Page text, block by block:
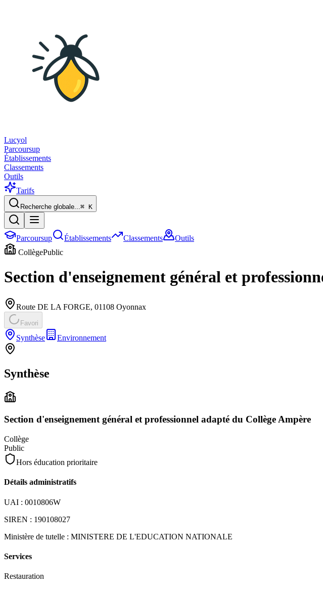
Lucyol
Parcoursup
Établissements
Classements
Outils
Tarifs
Recherche globale...⌘ K
Parcoursup Établissements Classements
Outils
CollègePublic
Section d'enseignement général et
Route DE LA FORGE, 01108 Oyonnax
Favori
Synthèse Environnement
Synthèse
Section d'enseignement général et professionnel adapté du Collège Ampère
Collège
Public
Hors éducation prioritaire
Détails administratifs
UAI : 0010806W
SIREN : 190108027
Ministère de tutelle : MINISTERE DE L'EDUCATION NATIONALE
Services
Restauration